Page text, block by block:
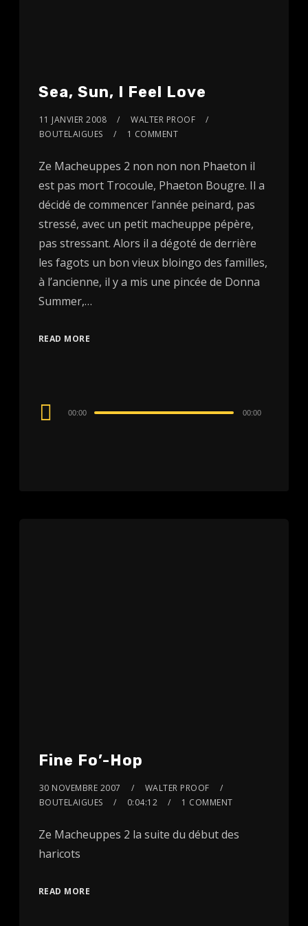
Sea, Sun, I Feel Love
11 JANVIER 2008
WALTER PROOF
BOUTELAIGUES
1 COMMENT
Ze Macheuppes 2 non non non Phaeton il
est pas mort Trocoule, Phaeton Bougre. Il a
décidé de commencer l’année peinard, pas
stressé, avec un petit macheuppe pépère,
pas stressant. Alors il a dégoté de derrière
les fagots un bon vieux bloingo des familles,
à l’ancienne, il y a mis une pincée de Donna
Summer,…
READ MORE
Audio
00:00 00:00
Fine Fo’-Hop
30 NOVEMBRE 2007
WALTER PROOF
BOUTELAIGUES
0:04:12 1 COMMENT
Ze Macheuppes 2 la suite du début des
haricots
READ MORE